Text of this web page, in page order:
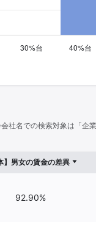
社名での検索対象は「企
】男女の賃金の差異
92.90%